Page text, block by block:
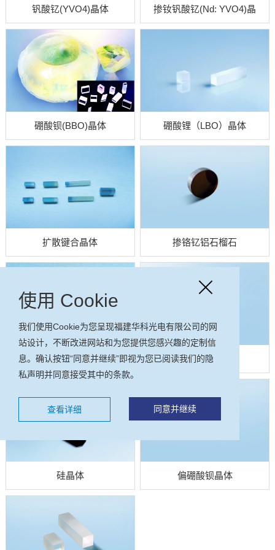
钒酸钇(YVO4)晶体 掺钕钒酸钇(Nd: YVO4)晶
硼酸钡(BBO)晶体 硼酸锂（LBO）晶体
扩散键合晶体 掺铬钇铝石榴石
掺钕钇铝石榴石(Nd:YAG) 锗晶体
硅晶体 偏硼酸钡晶体
使用 Cookie
我们使用Cookie为您呈现福建华科光电有限公司的网
站设计，不断改进网站和为您提供您感兴趣的定制信
息。确认按钮“同意并继续”即视为您已阅读我们的隐
私声明并同意接受其中的条款。
查看详细 同意并继续